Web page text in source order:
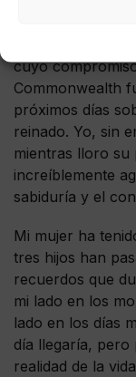
Inglaterra para
"El jueves, el
cuyo
Commonwealth
próximos días
reinado. Yo, sin
mientras lloro su
increíblemente
sabiduría y el
Mi mujer ha
tres hijos han
recuerdos que
mi lado en los
lado en los días
día llegaría, pero
realidad de la